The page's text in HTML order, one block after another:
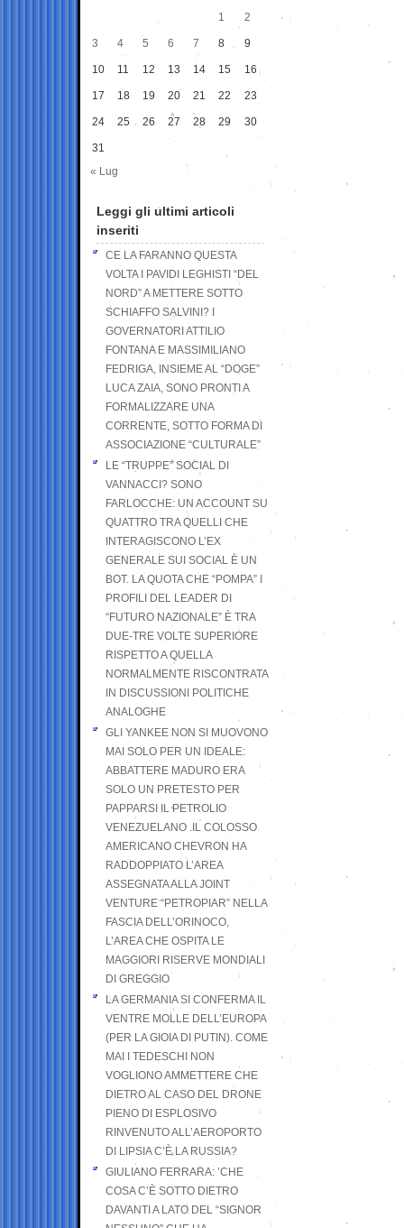
1
2
3 4 5 6 7 8 9
10 11 12 13 14 15 16
17 18 19 20 21 22 23
24 25 26 27 28 29 30
31
« Lug
Leggi gli ultimi articoli
inseriti
CE LA FARANNO QUESTA
VOLTA I PAVIDI LEGHISTI “DEL
NORD” A METTERE SOTTO
SCHIAFFO SALVINI? I
GOVERNATORI ATTILIO
FONTANA E MASSIMILIANO
FEDRIGA, INSIEME AL “DOGE”
LUCA ZAIA, SONO PRONTI A
FORMALIZZARE UNA
CORRENTE, SOTTO FORMA DI
ASSOCIAZIONE “CULTURALE”
LE “TRUPPE” SOCIAL DI
VANNACCI? SONO
FARLOCCHE: UN ACCOUNT SU
QUATTRO TRA QUELLI CHE
INTERAGISCONO L’EX
GENERALE SUI SOCIAL È UN
BOT. LA QUOTA CHE “POMPA” I
PROFILI DEL LEADER DI
“FUTURO NAZIONALE” È TRA
DUE-TRE VOLTE SUPERIORE
RISPETTO A QUELLA
NORMALMENTE RISCONTRATA
IN DISCUSSIONI POLITICHE
ANALOGHE
GLI YANKEE NON SI MUOVONO
MAI SOLO PER UN IDEALE:
ABBATTERE MADURO ERA
SOLO UN PRETESTO PER
PAPPARSI IL PETROLIO
VENEZUELANO .IL COLOSSO
AMERICANO CHEVRON HA
RADDOPPIATO L’AREA
ASSEGNATA ALLA JOINT
VENTURE “PETROPIAR” NELLA
FASCIA DELL’ORINOCO,
L’AREA CHE OSPITA LE
MAGGIORI RISERVE MONDIALI
DI GREGGIO
LA GERMANIA SI CONFERMA IL
VENTRE MOLLE DELL’EUROPA
(PER LA GIOIA DI PUTIN). COME
MAI I TEDESCHI NON
VOGLIONO AMMETTERE CHE
DIETRO AL CASO DEL DRONE
PIENO DI ESPLOSIVO
RINVENUTO ALL’AEROPORTO
DI LIPSIA C’È LA RUSSIA?
GIULIANO FERRARA: ’CHE
COSA C’È SOTTO DIETRO
DAVANTI A LATO DEL “SIGNOR